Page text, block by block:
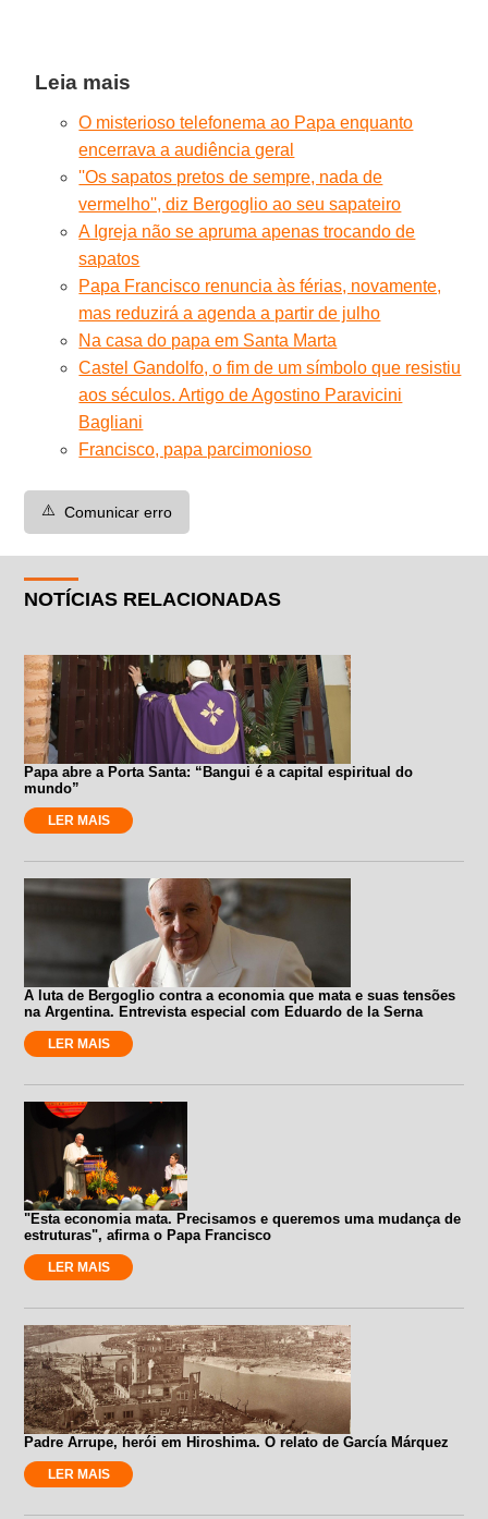
Leia mais
O misterioso telefonema ao Papa enquanto
encerrava a audiência geral
''Os sapatos pretos de sempre, nada de
vermelho'', diz Bergoglio ao seu sapateiro
A Igreja não se apruma apenas trocando de
sapatos
Papa Francisco renuncia às férias, novamente,
mas reduzirá a agenda a partir de julho
Na casa do papa em Santa Marta
Castel Gandolfo, o fim de um símbolo que resistiu
aos séculos. Artigo de Agostino Paravicini
Bagliani
Francisco, papa parcimonioso
⚠️ Comunicar erro
NOTÍCIAS RELACIONADAS
Papa abre a Porta Santa: “Bangui é a capital espiritual do
mundo”
LER MAIS
A luta de Bergoglio contra a economia que mata e suas tensões
na Argentina. Entrevista especial com Eduardo de la Serna
LER MAIS
"Esta economia mata. Precisamos e queremos uma mudança de
estruturas", afirma o Papa Francisco
LER MAIS
Padre Arrupe, herói em Hiroshima. O relato de García Márquez
LER MAIS